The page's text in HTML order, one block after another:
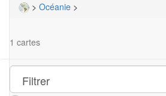
> Océanie >
1 cartes